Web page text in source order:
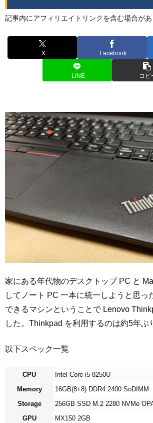
記事内にアフィリエイトリンクを含む場合が
X Facebook
LINE コピ
家にある年代物のデスクトップ PC と
してノート PC 一本に統一しようと思っ
できるマシンということで Lenovo
した。Thinkpad を利用するのは約5年ぶ
以下スペック一覧
CPU
Intel Core i5 8250U
Memory
16GB(8+8) DDR4 2400 SoDIMM
Storage
256GB SSD M.2 2280 NVMe
GPU
MX150 2GB